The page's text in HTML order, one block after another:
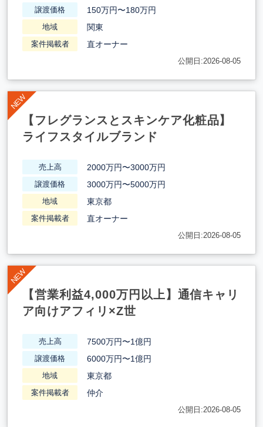
譲渡価格 150万円〜180万円
地域 関東
案件掲載者 直オーナー
公開日:2026-08-05
【フレグランスとスキンケア化粧品】
ライフスタイルブランド
売上高 2000万円〜3000万円
譲渡価格 3000万円〜5000万円
地域 東京都
案件掲載者 直オーナー
公開日:2026-08-05
【営業利益4,000万円以上】通信キャリ
ア向けアフィリ×Z世
売上高 7500万円〜1億円
譲渡価格 6000万円〜1億円
地域 東京都
案件掲載者 仲介
公開日:2026-08-05